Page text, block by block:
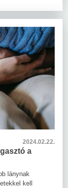
2024.02.22.
a
lánynak
kell